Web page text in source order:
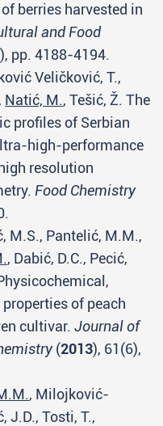
berries harvested in
and Food
pp. 4188-4194.
Veličković, T.,
Natić, M., Tešić, Ž. The
profiles of Serbian
high-performance
resolution
Food Chemistry
M.S., Pantelić, M.M.,
, Dabić, D.C., Pecić,
of peach
cultivar. Journal of
(2013), 61(6),
, Milojković-
J.D., Tosti, T.,